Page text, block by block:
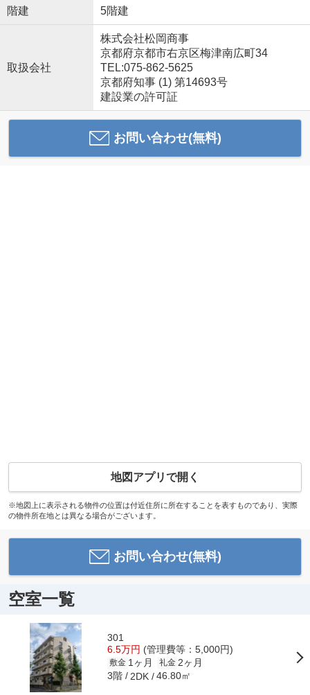
階建 5階建
取扱会社
株式会社松岡商事
京都府京都市右京区梅津南広町34
TEL:075-862-5625
京都府知事 (1) 第14693号
建設業の許可証
お問い合わせ(無料)
地図アプリで開く
※地図上に表示される物件の位置は付近住所に所在することを表すものであり、実際
の物件所在地とは異なる場合がございます。
お問い合わせ(無料)
空室一覧
301
6.5万円 (管理費等：5,000円)
敷金 1ヶ月 礼金 2ヶ月
3階 2DK 46.80㎡